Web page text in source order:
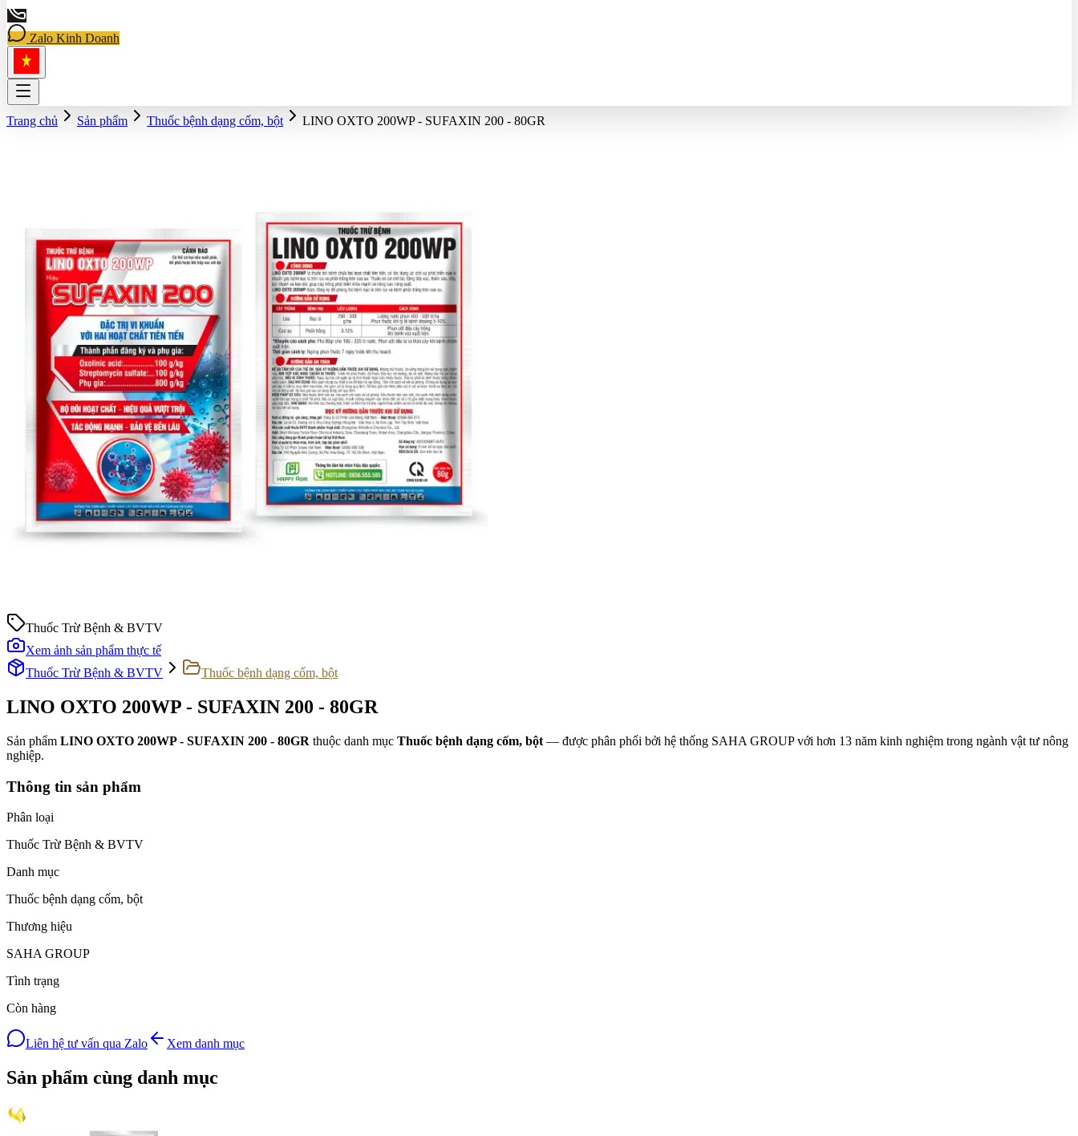
Zalo Kinh Doanh
Trang chủ Sản phẩm Thuốc bệnh dạng cốm, bột LINO OXTO 200WP - SUFAXIN 200 - 80GR
Thuốc Trừ Bệnh & BVTV
Xem ảnh sản phẩm thực tế
Thuốc Trừ Bệnh & BVTV
Thuốc bệnh dạng cốm, bột
LINO OXTO 200WP - SUFAXIN 200 - 80GR
Sản phẩm LINO OXTO 200WP - SUFAXIN 200 - 80GR thuộc danh mục Thuốc bệnh dạng cốm, bột — được phân phối bởi hệ thống SAHA GROUP với hơn 13 năm kinh nghiệm trong ngành vật tư nông
nghiệp.
Thông tin sản phẩm
Phân loại
Thuốc Trừ Bệnh & BVTV
Danh mục
Thuốc bệnh dạng cốm, bột
Thương hiệu
SAHA GROUP
Tình trạng
Còn hàng
Liên hệ tư vấn qua Zalo Xem danh mục
Sản phẩm cùng danh mục